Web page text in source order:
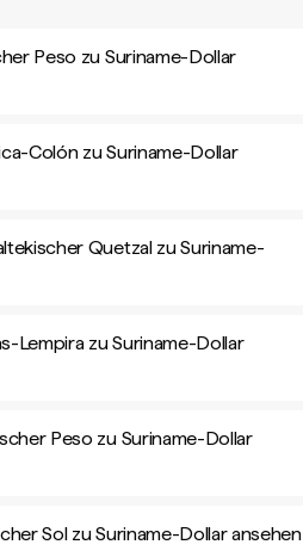
Peso zu Suriname-Dollar
Colón zu Suriname-Dollar
Quetzal zu Suriname-
Lempira zu Suriname-Dollar
Peso zu Suriname-Dollar
Sol zu Suriname-Dollar ansehen